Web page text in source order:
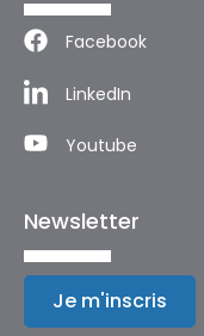
Facebook
LinkedIn
Youtube
Newsletter
Je m'inscris